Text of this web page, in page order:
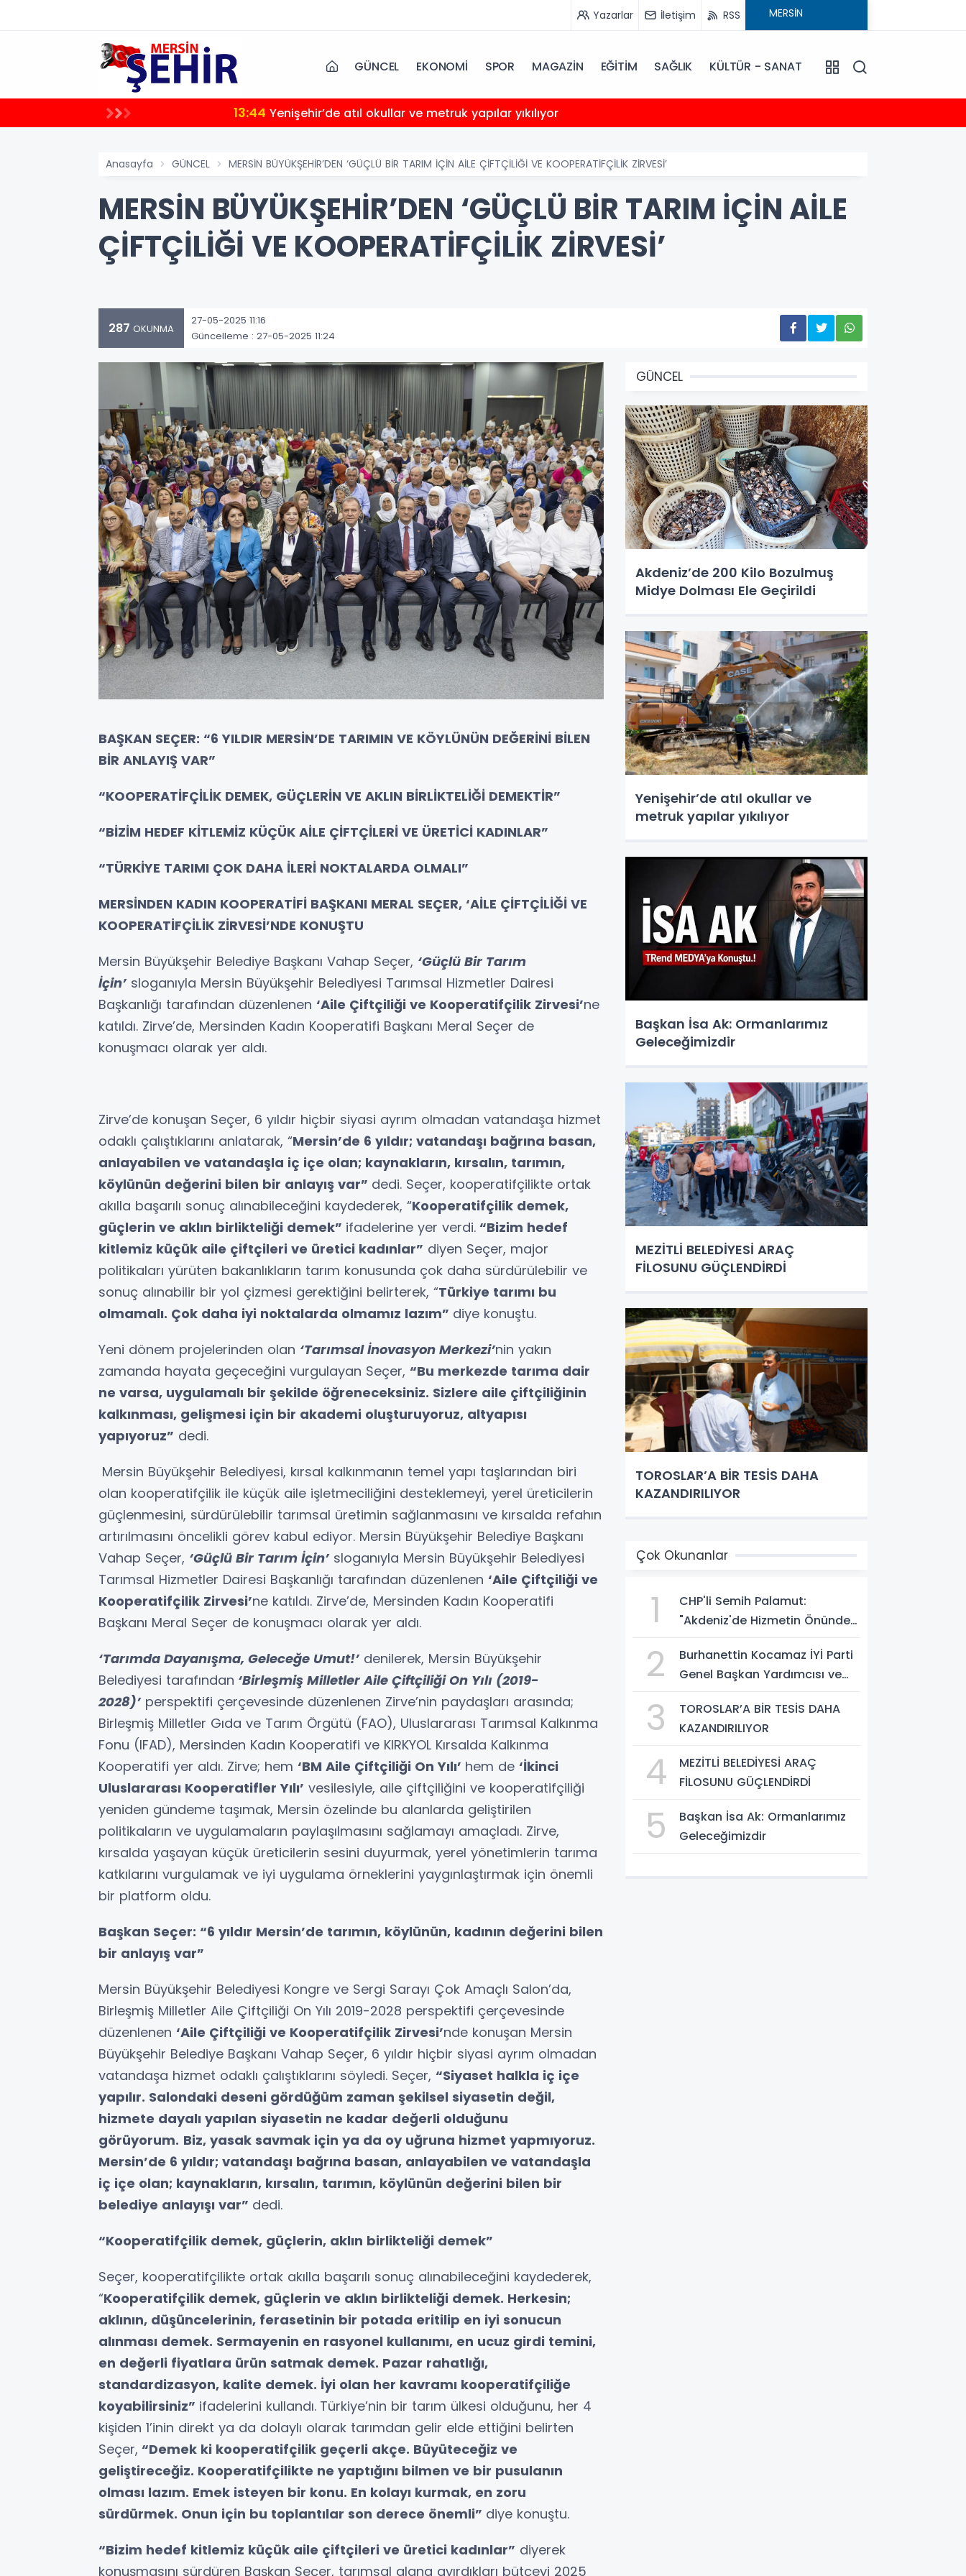
Yazarlar İletişim RSS
GÜNCEL EKONOMİ SPOR MAGAZİN EĞİTİM SAĞLIK KÜLTÜR - SANAT
13:44 Yenişehir’de atıl okullar ve metruk yapılar yıkılıyor
Anasayfa GÜNCEL MERSİN BÜYÜKŞEHİR’DEN ‘GÜÇLÜ BİR TARIM İÇİN AİLE ÇİFTÇİLİĞİ VE KOOPERATİFÇİLİK ZİRVESİ’
MERSİN BÜYÜKŞEHİR’DEN ‘GÜÇLÜ BİR TARIM İÇİN AİLE
ÇİFTÇİLİĞİ VE KOOPERATİFÇİLİK ZİRVESİ’
287 OKUNMA
27-05-2025 11:16
Güncelleme : 27-05-2025 11:24
BAŞKAN SEÇER: “6 YILDIR MERSİN’DE TARIMIN VE KÖYLÜNÜN DEĞERİNİ BİLEN
BİR ANLAYIŞ VAR”
“KOOPERATİFÇİLİK DEMEK, GÜÇLERİN VE AKLIN BİRLİKTELİĞİ DEMEKTİR”
“BİZİM HEDEF KİTLEMİZ KÜÇÜK AİLE ÇİFTÇİLERİ VE ÜRETİCİ KADINLAR”
“TÜRKİYE TARIMI ÇOK DAHA İLERİ NOKTALARDA OLMALI”
MERSİNDEN KADIN KOOPERATİFİ BAŞKANI MERAL SEÇER, ‘AİLE ÇİFTÇİLİĞİ VE
KOOPERATİFÇİLİK ZİRVESİ’NDE KONUŞTU
Mersin Büyükşehir Belediye Başkanı Vahap Seçer, ‘Güçlü Bir Tarım
İçin’sloganıyla Mersin Büyükşehir Belediyesi Tarımsal Hizmetler Dairesi
Başkanlığı tarafından düzenlenen ‘Aile Çiftçiliği ve Kooperatifçilik Zirvesi’ne
katıldı. Zirve’de, Mersinden Kadın Kooperatifi Başkanı Meral Seçer de
konuşmacı olarak yer aldı.
Zirve’de konuşan Seçer, 6 yıldır hiçbir siyasi ayrım olmadan vatandaşa hizmet
odaklı çalıştıklarını anlatarak, “Mersin’de 6 yıldır; vatandaşı bağrına basan,
anlayabilen ve vatandaşla iç içe olan; kaynakların, kırsalın, tarımın,
köylünün değerini bilen bir anlayış var” dedi. Seçer, kooperatifçilikte ortak
akılla başarılı sonuç alınabileceğini kaydederek, “Kooperatifçilik demek,
güçlerin ve aklın birlikteliği demek” ifadelerine yer verdi. “Bizim hedef
kitlemiz küçük aile çiftçileri ve üretici kadınlar” diyen Seçer, major
politikaları yürüten bakanlıkların tarım konusunda çok daha sürdürülebilir ve
sonuç alınabilir bir yol çizmesi gerektiğini belirterek, “Türkiye tarımı bu
olmamalı. Çok daha iyi noktalarda olmamız lazım” diye konuştu.
Yeni dönem projelerinden olan ‘Tarımsal İnovasyon Merkezi’nin yakın
zamanda hayata geçeceğini vurgulayan Seçer, “Bu merkezde tarıma dair
ne varsa, uygulamalı bir şekilde öğreneceksiniz. Sizlere aile çiftçiliğinin
kalkınması, gelişmesi için bir akademi oluşturuyoruz, altyapısı
yapıyoruz” dedi.
Mersin Büyükşehir Belediyesi, kırsal kalkınmanın temel yapı taşlarından biri
olan kooperatifçilik ile küçük aile işletmeciliğini desteklemeyi, yerel üreticilerin
güçlenmesini, sürdürülebilir tarımsal üretimin sağlanmasını ve kırsalda refahın
artırılmasını öncelikli görev kabul ediyor. Mersin Büyükşehir Belediye Başkanı
Vahap Seçer, ‘Güçlü Bir Tarım İçin’sloganıyla Mersin Büyükşehir Belediyesi
Tarımsal Hizmetler Dairesi Başkanlığı tarafından düzenlenen ‘Aile Çiftçiliği ve
Kooperatifçilik Zirvesi’ne katıldı. Zirve’de, Mersinden Kadın Kooperatifi
Başkanı Meral Seçer de konuşmacı olarak yer aldı.
‘Tarımda Dayanışma, Geleceğe Umut!’denilerek, Mersin Büyükşehir
Belediyesi tarafından ‘Birleşmiş Milletler Aile Çiftçiliği On Yılı (2019-
2028)’perspektifi çerçevesinde düzenlenen Zirve’nin paydaşları arasında;
Birleşmiş Milletler Gıda ve Tarım Örgütü (FAO), Uluslararası Tarımsal Kalkınma
Fonu (IFAD), Mersinden Kadın Kooperatifi ve KIRKYOL Kırsalda Kalkınma
Kooperatifi yer aldı. Zirve; hem ‘BM Aile Çiftçiliği On Yılı’ hem de ‘İkinci
Uluslararası Kooperatifler Yılı’ vesilesiyle, aile çiftçiliğini ve kooperatifçiliği
yeniden gündeme taşımak, Mersin özelinde bu alanlarda geliştirilen
politikaların ve uygulamaların paylaşılmasını sağlamayı amaçladı. Zirve,
kırsalda yaşayan küçük üreticilerin sesini duyurmak, yerel yönetimlerin tarıma
katkılarını vurgulamak ve iyi uygulama örneklerini yaygınlaştırmak için önemli
bir platform oldu.
Başkan Seçer: “6 yıldır Mersin’de tarımın, köylünün, kadının değerini bilen
bir anlayış var”
Mersin Büyükşehir Belediyesi Kongre ve Sergi Sarayı Çok Amaçlı Salon’da,
Birleşmiş Milletler Aile Çiftçiliği On Yılı 2019-2028 perspektifi çerçevesinde
düzenlenen ‘Aile Çiftçiliği ve Kooperatifçilik Zirvesi’nde konuşan Mersin
Büyükşehir Belediye Başkanı Vahap Seçer, 6 yıldır hiçbir siyasi ayrım olmadan
vatandaşa hizmet odaklı çalıştıklarını söyledi. Seçer, “Siyaset halkla iç içe
yapılır. Salondaki deseni gördüğüm zaman şekilsel siyasetin değil,
hizmete dayalı yapılan siyasetin ne kadar değerli olduğunu
görüyorum. Biz, yasak savmak için ya da oy uğruna hizmet yapmıyoruz.
Mersin’de 6 yıldır; vatandaşı bağrına basan, anlayabilen ve vatandaşla
iç içe olan; kaynakların, kırsalın, tarımın, köylünün değerini bilen bir
belediye anlayışı var” dedi.
“Kooperatifçilik demek, güçlerin, aklın birlikteliği demek”
Seçer, kooperatifçilikte ortak akılla başarılı sonuç alınabileceğini kaydederek,
“Kooperatifçilik demek, güçlerin ve aklın birlikteliği demek. Herkesin;
aklının, düşüncelerinin, ferasetinin bir potada eritilip en iyi sonucun
alınması demek. Sermayenin en rasyonel kullanımı, en ucuz girdi temini,
en değerli fiyatlara ürün satmak demek. Pazar rahatlığı,
standardizasyon, kalite demek. İyi olan her kavramı kooperatifçiliğe
koyabilirsiniz” ifadelerini kullandı. Türkiye’nin bir tarım ülkesi olduğunu, her 4
kişiden 1’inin direkt ya da dolaylı olarak tarımdan gelir elde ettiğini belirten
Seçer, “Demek ki kooperatifçilik geçerli akçe. Büyüteceğiz ve
geliştireceğiz. Kooperatifçilikte ne yaptığını bilmen ve bir pusulanın
olması lazım. Emek isteyen bir konu. En kolayı kurmak, en zoru
sürdürmek. Onun için bu toplantılar son derece önemli” diye konuştu.
“Bizim hedef kitlemiz küçük aile çiftçileri ve üretici kadınlar” diyerek
konuşmasını sürdüren Başkan Seçer, tarımsal alana ayırdıkları bütçeyi 2025
GÜNCEL
Akdeniz’de 200 Kilo Bozulmuş
Midye Dolması Ele Geçirildi
Yenişehir’de atıl okullar ve
metruk yapılar yıkılıyor
Başkan İsa Ak: Ormanlarımız
Geleceğimizdir
MEZİTLİ BELEDİYESİ ARAÇ
FİLOSUNU GÜÇLENDİRDİ
TOROSLAR’A BİR TESİS DAHA
KAZANDIRILIYOR
Çok Okunanlar
1
CHP'li Semih Palamut:
"Akdeniz'de Hizmetin Önündeki
Uzak Yönetim Anlayışıdır"
2
Burhanettin Kocamaz İYİ Parti
Genel Başkan Yardımcısı ve
3
TOROSLAR’A BİR TESİS DAHA
KAZANDIRILIYOR
4
MEZİTLİ BELEDİYESİ ARAÇ
FİLOSUNU GÜÇLENDİRDİ
5
Başkan İsa Ak: Ormanlarımız
Geleceğimizdir